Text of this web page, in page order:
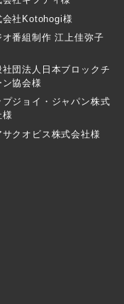
会社Kotohogi様
オ番組制作 江上佳弥子
社団法人日本ブロックチ
ン協会様
プジョイ・ジャパン株式
様
サクオビス株式会社様